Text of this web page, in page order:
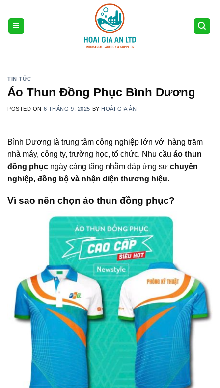
content
TIN TỨC
Áo Thun Đồng Phục Bình Dương
POSTED ON 6 THÁNG 9, 2025 BY HOÀI GIA ÂN
Bình Dương là trung tâm công nghiệp lớn với hàng trăm
nhà máy, công ty, trường học, tổ chức. Nhu cầu áo thun
đồng phục ngày càng tăng nhằm đáp ứng sự chuyên
nghiệp, đồng bộ và nhận diện thương hiệu.
Vì sao nên chọn áo thun đồng phục?